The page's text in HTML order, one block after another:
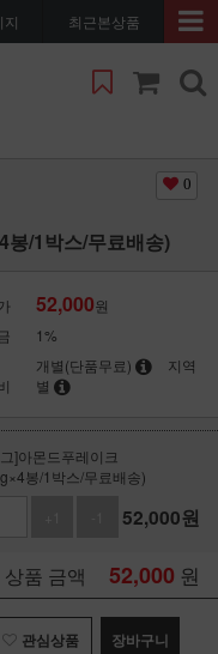
최근본상품
0
/1박스/무료배송)
52,000원
1%
개별(단품무료)
지역
별
]아몬드푸레이크
봉/1박스/무료배송)
52,000원
상품 금액 52,000 원
관심상품 장바구니